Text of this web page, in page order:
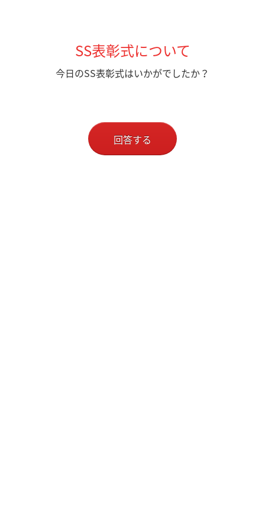
SS表彰式について
今日のSS表彰式はいかがでしたか？
回答する